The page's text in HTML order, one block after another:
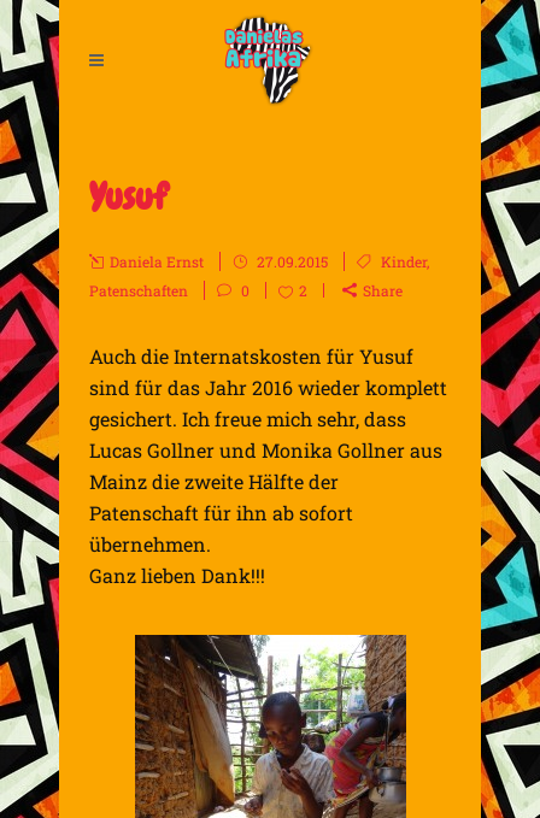
Yusuf
Daniela Ernst 27.09.2015 Kinder,
Patenschaften
0 2 Share
Auch die Internatskosten für Yusuf
sind für das Jahr 2016 wieder komplett
gesichert. Ich freue mich sehr, dass
Lucas Gollner und Monika Gollner aus
Mainz die zweite Hälfte der
Patenschaft für ihn ab sofort
übernehmen.
Ganz lieben Dank!!!